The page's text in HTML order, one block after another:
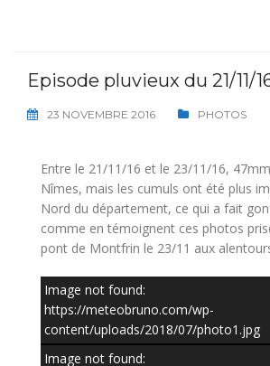
Episode pluvieux du 21/11/
23 NOVEMBRE 2016 PHOTOS
Entre le 21/11/16 et le 23/11/16,
Nîmes, mais les cumuls ont été plus
Nord du département, ce qui a fait
comme en témoignent ces photos
pont de Montfrin le 23/11 aux
Image not found:
https://meteobruno.com/wp-
content/uploads/2018/07/photo1.jpg
Image not found: